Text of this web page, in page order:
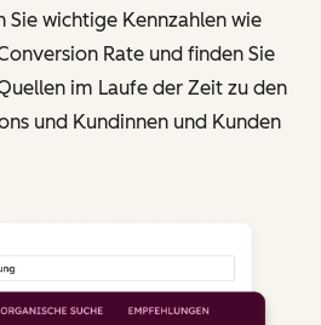
Sie wichtige Kennzahlen wie
Rate und finden Sie
im Laufe der Zeit zu den
und Kundinnen und Kunden